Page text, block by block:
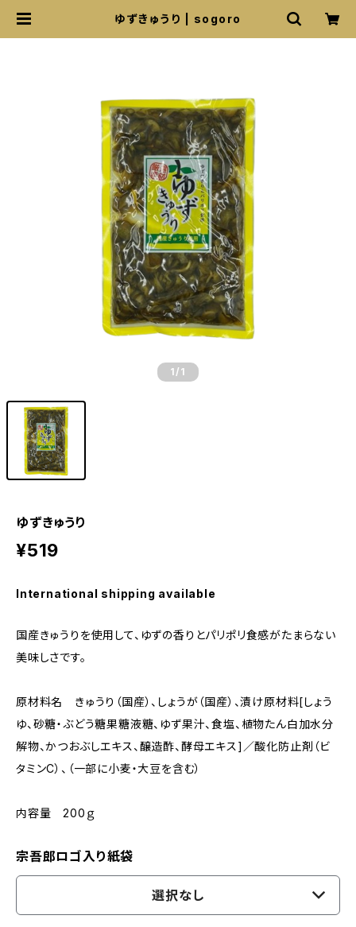
ゆずきゅうり | sogoro
1 /1
ゆずきゅうり
¥519
International shipping available
国産きゅうりを使用して、ゆずの香りとパリポリ食感がたまらない
美味しさです。
原材料名 きゅうり（国産）、しょうが（国産）、漬け原材料[しょう
ゆ、砂糖・ぶどう糖果糖液糖、ゆず果汁、食塩、植物たん白加水分
解物、かつおぶしエキス、醸造酢、酵母エキス]／酸化防止剤（ビ
タミンC）、（一部に小麦・大豆を含む）
内容量 200ｇ
宗吾郎ロゴ入り紙袋
選択なし